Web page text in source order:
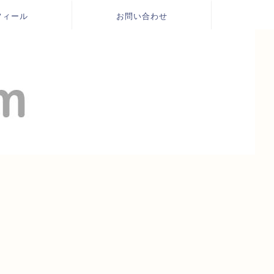
ィール お問い合わせ